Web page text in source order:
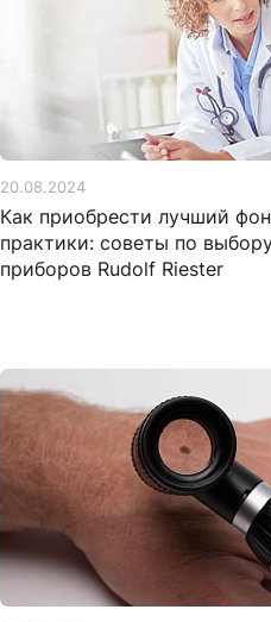
Манжеты для
Механические
20.08.2024
Как приобрести лучший
практики: советы по
приборов Rudolf Riester